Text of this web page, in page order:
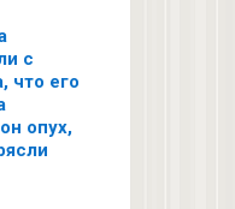
с
что его
опух,